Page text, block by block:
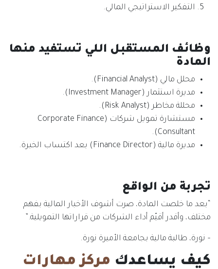
التفكير الاستراتيجي المالي.
وظائف المستقبل اللي تستفيد منها
المادة
محلل مالي (Financial Analyst).
مديرة استثمار (Investment Manager).
محللة مخاطر (Risk Analyst).
مستشارة تمويل شركات (Corporate Finance
Consultant).
مديرة مالية (Finance Director) بعد اكتساب الخبرة.
تجربة من الواقع
“بعد ما خلصت المادة، صرت أشوف الأخبار المالية بفهم
مختلف، وأقدر أقيّم أداء الشركات من قراراتها التمويلية.”
– نورة، طالبة مالية بجامعة الأميرة نورة.
كيف يساعدك مركز مهارات